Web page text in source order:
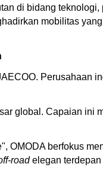
di bidang
mobilitas
Perusahaan
global. Capaian
OMODA berfokus
roadelegan terdepan